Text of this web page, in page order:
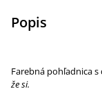
Popis
Farebná pohľadnica
že si.